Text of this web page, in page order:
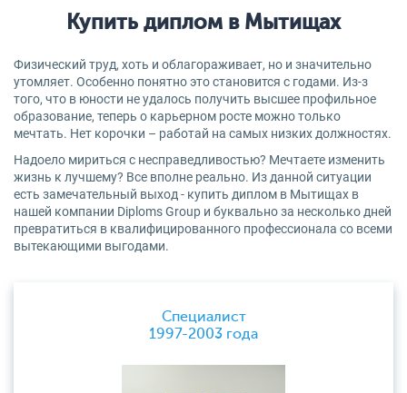
Купить диплом в Мытищах
Физический труд, хоть и облагораживает, но и значительно
утомляет. Особенно понятно это становится с годами. Из-з
того, что в юности не удалось получить высшее профильное
образование, теперь о карьерном росте можно только
мечтать. Нет корочки – работай на самых низких должностях.
Надоело мириться с несправедливостью? Мечтаете изменить
жизнь к лучшему? Все вполне реально. Из данной ситуации
есть замечательный выход - купить диплом в Мытищах в
нашей компании Diploms Group и буквально за несколько дней
превратиться в квалифицированного профессионала со всеми
вытекающими выгодами.
Специалист
1997-2003 года